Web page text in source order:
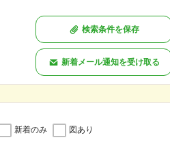
検索条件を保存
新着メール通知を受け取る
新着のみ 図あり